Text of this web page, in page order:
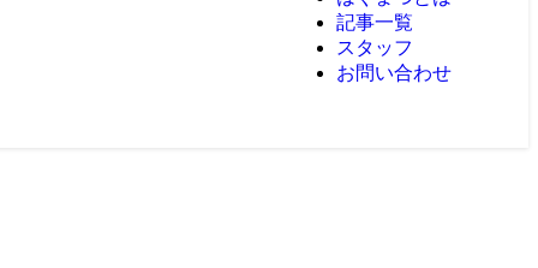
記事一覧
スタッフ
お問い合わせ